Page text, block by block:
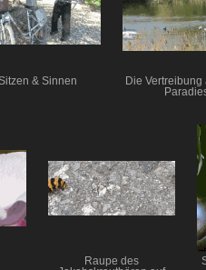
& Sinnen
Die Vertreibung
Raupe des